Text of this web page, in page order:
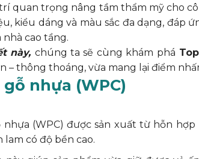
quan trọng nâng tầm thẩm mỹ cho
kiểu dáng và màu sắc đa dạng,
cao tầng.
này, chúng ta sẽ cùng khám phá
– thông thoáng, vừa mang lại điểm
nhựa (WPC)
nhựa (WPC) được sản xuất từ hỗn
có độ bền cao.